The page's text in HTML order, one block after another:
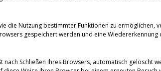
die Nutzung bestimmter Funktionen zu ermöglichen,
gespeichert werden und eine
Schließen Ihres Browsers, automatisch gelöscht